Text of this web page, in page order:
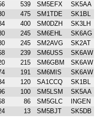
539 SM5EFX
SK5AA
475 SM1TDE
SK1BL
400 SM0DZH
SK3LH
245 SM6EHL
SK6AG
245 SM2AVG
SK2AT
239 SM6USS
SK6AW
215 SM6GBM
SK6AW
191 SM6MIS
SK6AW
120 SA1CCQ
SK1BL
100 SM5LSM
SK5AA
86 SM5GLC
INGEN
13 SM5BJT SK5DB